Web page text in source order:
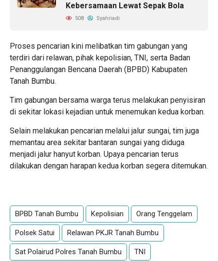
Kebersamaan Lewat Sepak Bola
508 Syahriadi
Proses pencarian kini melibatkan tim gabungan yang
terdiri dari relawan, pihak kepolisian, TNI, serta Badan
Penanggulangan Bencana Daerah (BPBD) Kabupaten
Tanah Bumbu.
Tim gabungan bersama warga terus melakukan penyisiran
di sekitar lokasi kejadian untuk menemukan kedua korban.
Selain melakukan pencarian melalui jalur sungai, tim juga
memantau area sekitar bantaran sungai yang diduga
menjadi jalur hanyut korban. Upaya pencarian terus
dilakukan dengan harapan kedua korban segera ditemukan.
BPBD Tanah Bumbu Kepolisian Orang Tenggelam
Polsek Satui Relawan PKJR Tanah Bumbu
Sat Polairud Polres Tanah Bumbu TNI